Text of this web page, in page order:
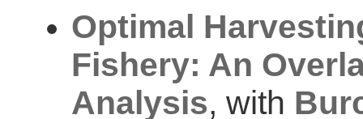
Optimal
Fishery: An
Analysis, with